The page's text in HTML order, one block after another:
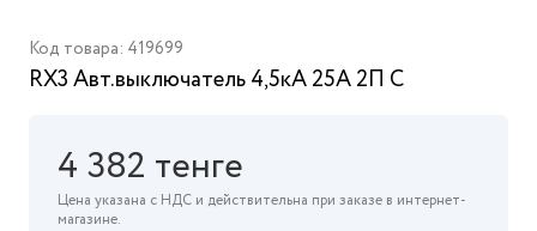
Код товара: 419699
RX3 Авт.выключатель 4,5кА 25А 2П C
4 382 тенге
Цена указана с НДС и действительна при заказе в интернет-
магазине.